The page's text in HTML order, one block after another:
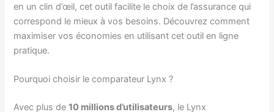
en un clin d’œil, cet outil facilite le choix de l’assurance qui
correspond le mieux à vos besoins. Découvrez comment
maximiser vos économies en utilisant cet outil en ligne
pratique.
Pourquoi choisir le comparateur Lynx ?
Avec plus de10 millions d’utilisateurs, le Lynx